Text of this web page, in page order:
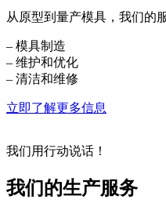
从原型到量产模具，我们的
– 模具制造
– 维护和优化
– 清洁和维修
立即了解更多信息
我们用行动说话！
我们的生产服务